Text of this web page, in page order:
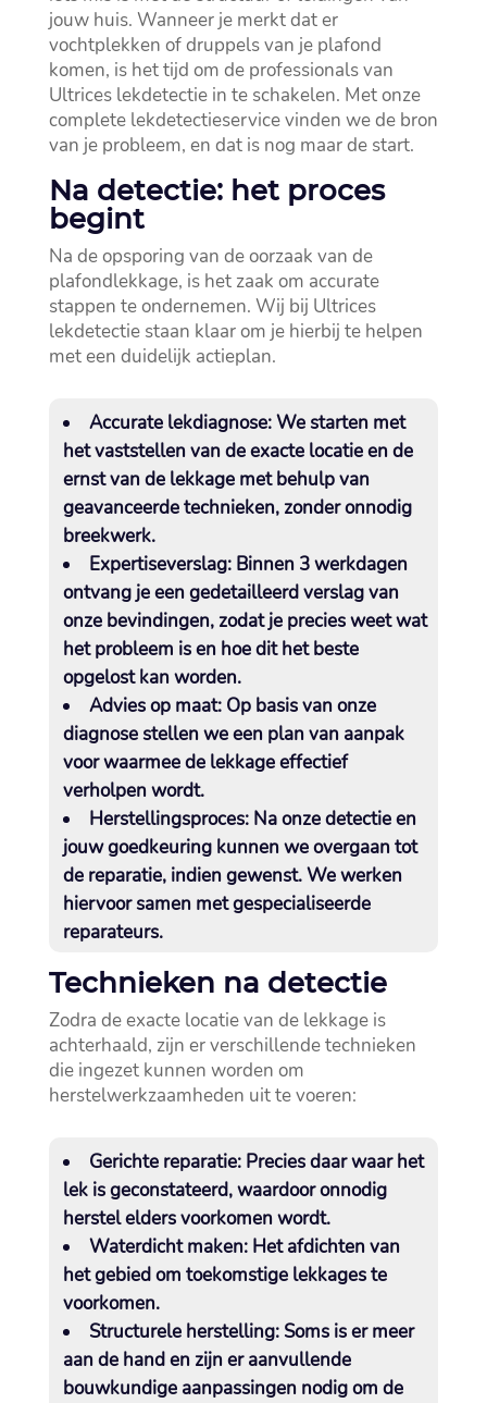
jouw huis.​ Wanneer je merkt dat er
vochtplekken of druppels van je plafond
komen, is het tijd om de professionals van
Ultrices lekdetectie in te schakelen.​ Met onze
complete lekdetectieservice vinden we de bron
van je probleem, en dat is nog maar de start.​
Na detectie: het proces
begint
Na de opsporing van de oorzaak van de
plafondlekkage, is het zaak om accurate
stappen te ondernemen.​ Wij bij Ultrices
lekdetectie staan klaar om je hierbij te helpen
met een duidelijk actieplan.​
Accurate lekdiagnose:We starten met
het vaststellen van de exacte locatie en de
ernst van de lekkage met behulp van
geavanceerde technieken, zonder onnodig
breekwerk.​
Expertiseverslag:Binnen 3 werkdagen
ontvang je een gedetailleerd verslag van
onze bevindingen, zodat je precies weet wat
het probleem is en hoe dit het beste
opgelost kan worden.​
Advies op maat:Op basis van onze
diagnose stellen we een plan van aanpak
voor waarmee de lekkage effectief
verholpen wordt.​
Herstellingsproces:Na onze detectie en
jouw goedkeuring kunnen we overgaan tot
de reparatie, indien gewenst.​ We werken
hiervoor samen met gespecialiseerde
reparateurs.​
Technieken na detectie
Zodra de exacte locatie van de lekkage is
achterhaald, zijn er verschillende technieken
die ingezet kunnen worden om
herstelwerkzaamheden uit te voeren:
Gerichte reparatie:Precies daar waar het
lek is geconstateerd, waardoor onnodig
herstel elders voorkomen wordt.​
Waterdicht maken:Het afdichten van
het gebied om toekomstige lekkages te
voorkomen.​
Structurele herstelling:Soms is er meer
aan de hand en zijn er aanvullende
bouwkundige aanpassingen nodig om de